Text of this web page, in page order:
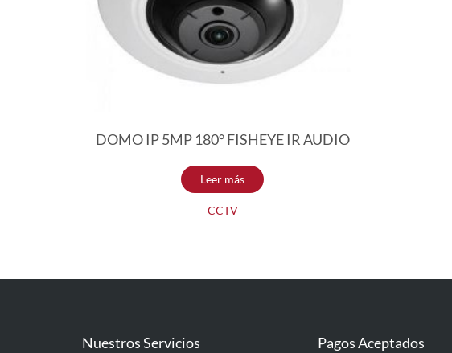
DOMO IP 5MP 180° FISHEYE IR AUDIO
Leer más
CCTV
Nuestros Servicios Pagos Aceptados